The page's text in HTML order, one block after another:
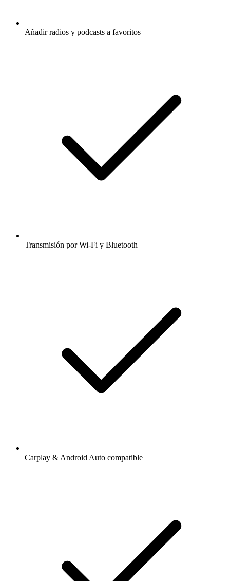
Añadir radios y podcasts a favoritos
Transmisión por Wi-Fi y Bluetooth
Carplay & Android Auto compatible